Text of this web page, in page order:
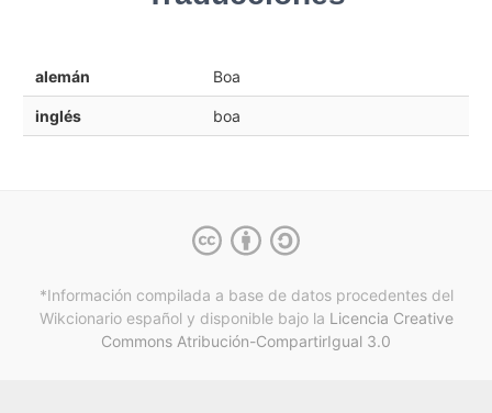
alemán Boa
inglés boa
*Información compilada a base de datos procedentes del
Wikcionario español y disponible bajo la Licencia Creative
Commons Atribución-CompartirIgual 3.0